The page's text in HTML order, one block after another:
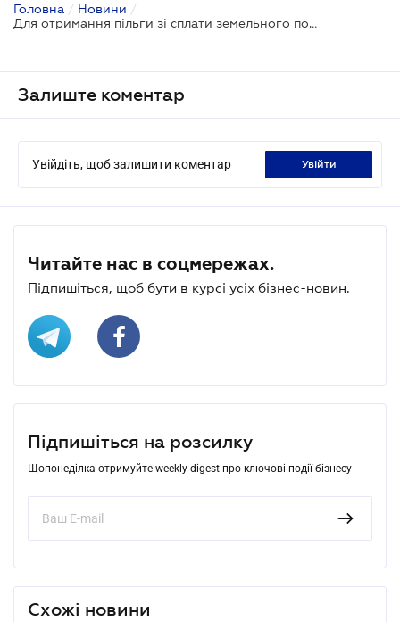
Головна / Новини /
Для отримання пільги зі сплати земельного податку потрібно написати заяву до 1 травня
Залиште коментар
Увійдіть, щоб залишити коментар увійти
Читайте нас в соцмережах.
Підпишіться, щоб бути в курсі усіх бізнес-новин.
Підпишіться на розсилку
Щопонеділка отримуйте weekly-digest про ключові події бізнесу
Схожі новини